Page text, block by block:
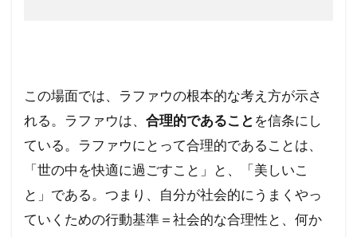
この場面では、ラファウの根本的な考え方が示さ
れる。ラファウは、 合理的であること を信条にし
ている。ラファウにとって合理的であることは、
「世の中を快適に過ごすこと」と、「美しいこ
と」である。つまり、自分が社会的にうまくやっ
ていくための行動基準＝社会的な合理性と、何か